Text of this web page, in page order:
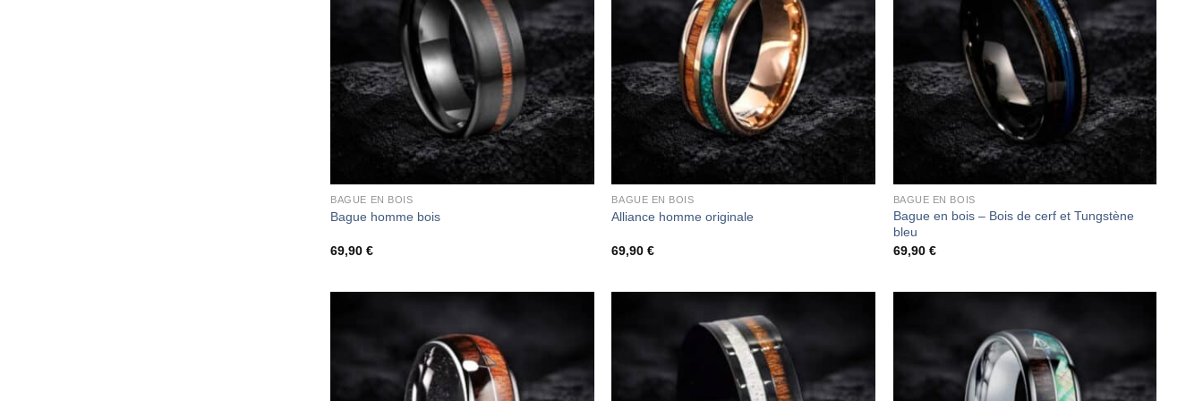
BAGUE EN BOIS
Bague homme bois
69,90€
BAGUE EN BOIS
Alliance homme originale
69,90€
BAGUE EN BOIS
Bague en bois – Bois de cerf et Tungstène
bleu
69,90 €